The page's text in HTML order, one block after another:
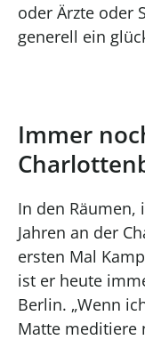
oder Ärzte oder
generell ein
Immer
In den Räumen,
Jahren an der
ersten Mal
ist er heute
Berlin. „Wenn
Matte meditiere